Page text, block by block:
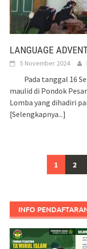
LANGUAGE
5 November 2024
Pada tanggal 16
maulid di Pondok
Lomba yang dihadiri
[Selengkapnya...]
navigation
1 2
INFO